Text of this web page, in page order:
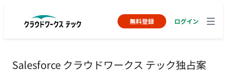
無料登録 ログイン
Salesforce クラウドワークス テック独占案